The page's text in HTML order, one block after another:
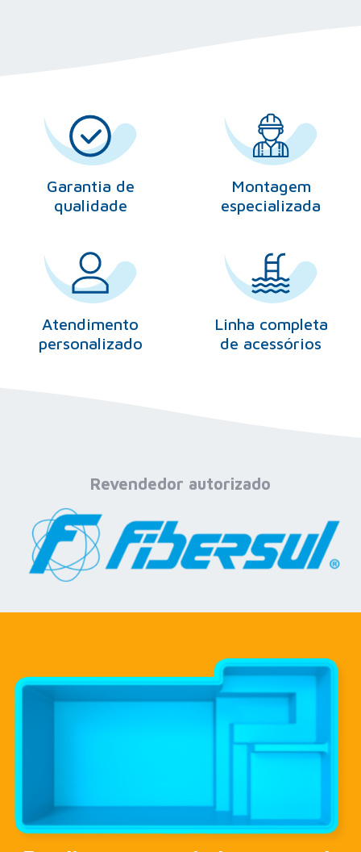
Garantia de
qualidade
Montagem
especializada
Atendimento
personalizado
Linha completa
de acessórios
Revendedor autorizado